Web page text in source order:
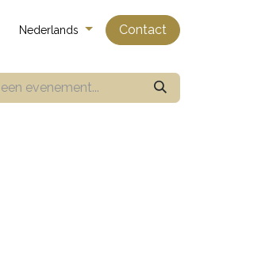
Nederlands Contact